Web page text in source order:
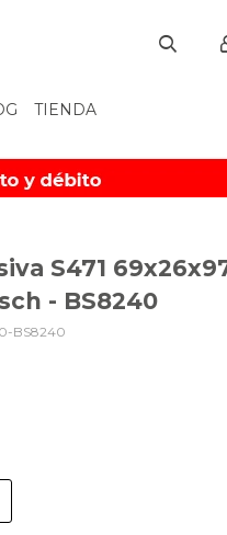
TIENDA
S471
- BS8240
BS8240